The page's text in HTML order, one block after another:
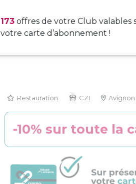
173 offres de votre Club valables
votre carte d’abonnement !
Restauration CZI Avignon
-10% sur toute la